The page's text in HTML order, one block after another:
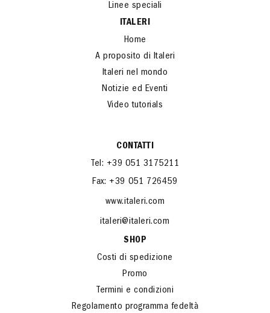
Linee speciali
ITALERI
Home
A proposito di Italeri
Italeri nel mondo
Notizie ed Eventi
Video tutorials
CONTATTI
Tel: +39 051 3175211
Fax: +39 051 726459
www.italeri.com
italeri@italeri.com
SHOP
Costi di spedizione
Promo
Termini e condizioni
Regolamento programma fedeltà